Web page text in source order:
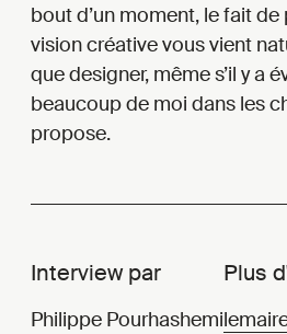
bout d’un moment, le fait
vision créative vous vient
que designer, même s’il y a
beaucoup de moi dans les
propose.
Interview par
Philippe Pourhashemi
Plus